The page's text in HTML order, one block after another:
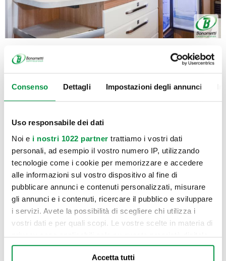
Consenso Dettagli Impostazioni degli annunci
Uso responsabile dei dati
Noi e i nostri 1022 partner trattiamo i vostri dati
personali, ad esempio il vostro numero IP, utilizzando
tecnologie come i cookie per memorizzare e accedere
alle informazioni sul vostro dispositivo al fine di
pubblicare annunci e contenuti personalizzati, misurare
gli annunci e i contenuti, ricercare il pubblico e sviluppare
i servizi. Avete la possibilità di scegliere chi utilizza i
vostri dati e per quali scopi. Le vostre scelte in materia di
privacy sono applicabili solo su questa proprietà digitale
in cui avete effettuato le vostre scelte. È possibile
modificare o revocare il proprio consenso in qualsiasi
Accetta tutti